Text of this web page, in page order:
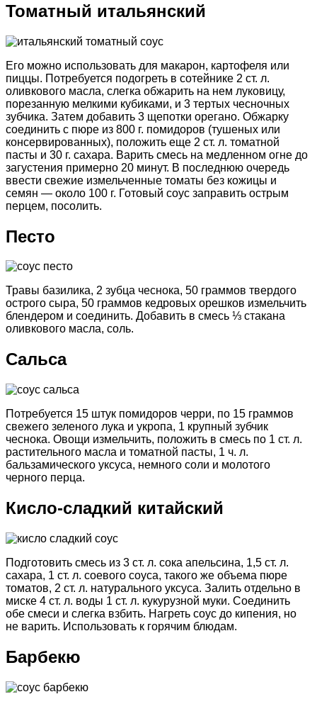
Томатный итальянский
Его можно использовать для макарон, картофеля или
пиццы. Потребуется подогреть в сотейнике 2 ст. л.
оливкового масла, слегка обжарить на нем луковицу,
порезанную мелкими кубиками, и 3 тертых чесночных
зубчика. Затем добавить 3 щепотки орегано. Обжарку
соединить с пюре из 800 г. помидоров (тушеных или
консервированных), положить еще 2 ст. л. томатной
пасты и 30 г. сахара. Варить смесь на медленном огне до
загустения примерно 20 минут. В последнюю очередь
ввести свежие измельченные томаты без кожицы и
семян — около 100 г. Готовый соус заправить острым
перцем, посолить.
Песто
Травы базилика, 2 зубца чеснока, 50 граммов твердого
острого сыра, 50 граммов кедровых орешков измельчить
блендером и соединить. Добавить в смесь ⅓ стакана
оливкового масла, соль.
Сальса
Потребуется 15 штук помидоров черри, по 15 граммов
свежего зеленого лука и укропа, 1 крупный зубчик
чеснока. Овощи измельчить, положить в смесь по 1 ст. л.
растительного масла и томатной пасты, 1 ч. л.
бальзамического уксуса, немного соли и молотого
черного перца.
Кисло-сладкий китайский
Подготовить смесь из 3 ст. л. сока апельсина, 1,5 ст. л.
сахара, 1 ст. л. соевого соуса, такого же объема пюре
томатов, 2 ст. л. натурального уксуса. Залить отдельно в
миске 4 ст. л. воды 1 ст. л. кукурузной муки. Соединить
обе смеси и слегка взбить. Нагреть соус до кипения, но
не варить. Использовать к горячим блюдам.
Барбекю